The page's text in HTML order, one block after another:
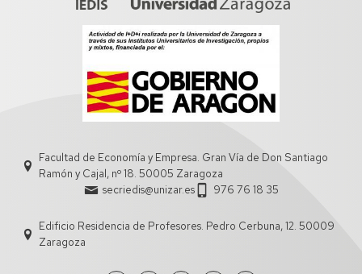
Facultad de Economía y Empresa. Gran Vía de Don Santiago
Ramón y Cajal, nº 18. 50005 Zaragoza
secriedis@unizar.es
976 76 18 35
Edificio Residencia de Profesores. Pedro Cerbuna, 12. 50009
Zaragoza